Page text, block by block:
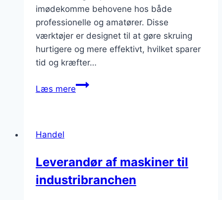
imødekomme behovene hos både
professionelle og amatører. Disse
værktøjer er designet til at gøre skruing
hurtigere og mere effektivt, hvilket sparer
tid og kræfter…
Læs mereLeverandør
håndværkere
Handel
Leverandør af maskiner til
industribranchen